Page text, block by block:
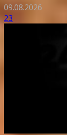
09.08.2026
23